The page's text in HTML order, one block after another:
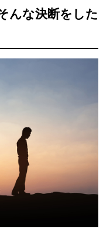
んな決断をした